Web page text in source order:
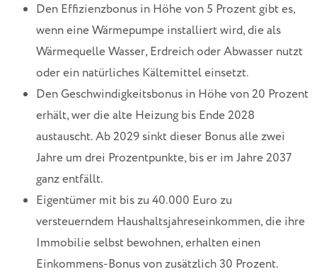
Den Effizienzbonus in Höhe von 5 Prozent gibt es,
wenn eine Wärmepumpe installiert wird, die als
Wärmequelle Wasser, Erdreich oder Abwasser nutzt
oder ein natürliches Kältemittel einsetzt.
Den Geschwindigkeitsbonus in Höhe von 20 Prozent
erhält, wer die alte Heizung bis Ende 2028
austauscht. Ab 2029 sinkt dieser Bonus alle zwei
Jahre um drei Prozentpunkte, bis er im Jahre 2037
ganz entfällt.
Eigentümer mit bis zu 40.000 Euro zu
versteuerndem Haushaltsjahreseinkommen, die ihre
Immobilie selbst bewohnen, erhalten einen
Einkommens-Bonus von zusätzlich 30 Prozent.